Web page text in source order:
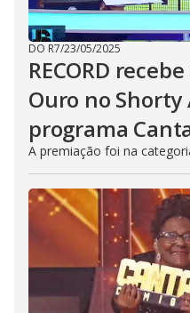
DO R7/23/05/2025
RECORD
Ouro no Shorty
programa
A premiação foi na